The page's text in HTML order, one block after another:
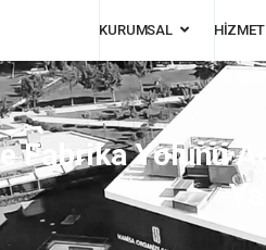
KURUMSAL
Fabrika Yolunu